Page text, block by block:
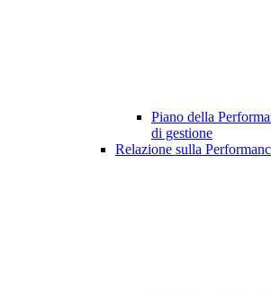
Piano della
di gestione
Relazione sulla